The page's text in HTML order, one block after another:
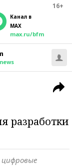
16+
Канал в
MAX
max.ru/bfm
разработки
цифровые